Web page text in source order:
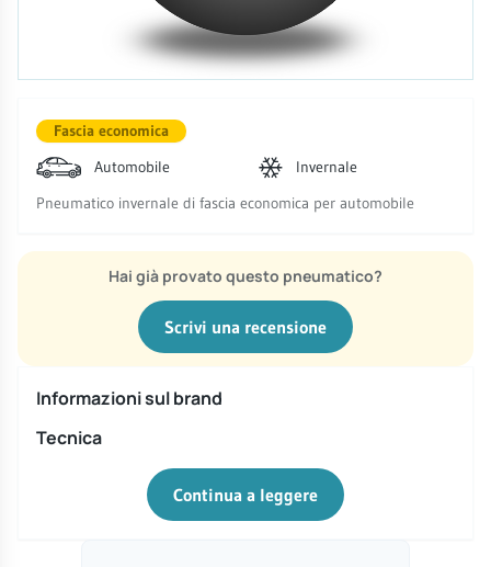
Fascia economica
Automobile
Invernale
Pneumatico invernale di fascia economica per automobile
Hai già provato questo pneumatico?
Scrivi una recensione
Informazioni sul brand
Tecnica
Continua a leggere